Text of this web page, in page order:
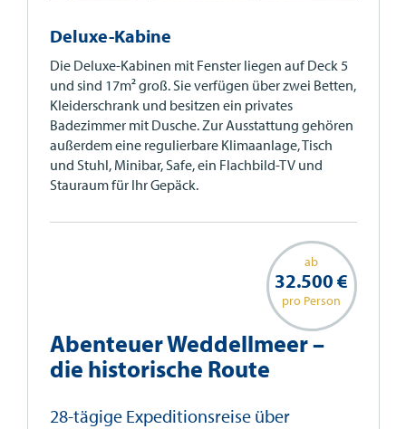
Deluxe-Kabine
Die Deluxe-Kabinen mit Fenster liegen auf Deck 5
und sind 17m² groß. Sie verfügen über zwei Betten,
Kleiderschrank und besitzen ein privates
Badezimmer mit Dusche. Zur Ausstattung gehören
außerdem eine regulierbare Klimaanlage, Tisch
und Stuhl, Minibar, Safe, ein Flachbild-TV und
Stauraum für Ihr Gepäck.
ab
32.500 €
pro Person
Abenteuer Weddellmeer –
die historische Route
28-tägige Expeditionsreise über